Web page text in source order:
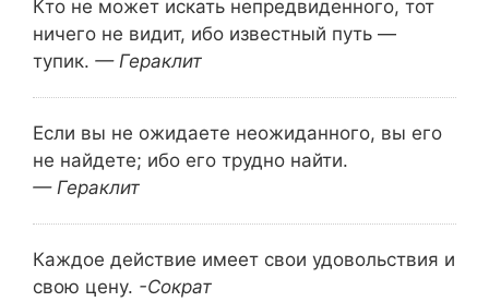
Кто не может искать непредвиденного, тот
ничего не видит, ибо известный путь —
тупик. — Гераклит
Если вы не ожидаете неожиданного, вы его
не найдете; ибо его трудно найти.
— Гераклит
Каждое действие имеет свои удовольствия и
свою цену. -Сократ